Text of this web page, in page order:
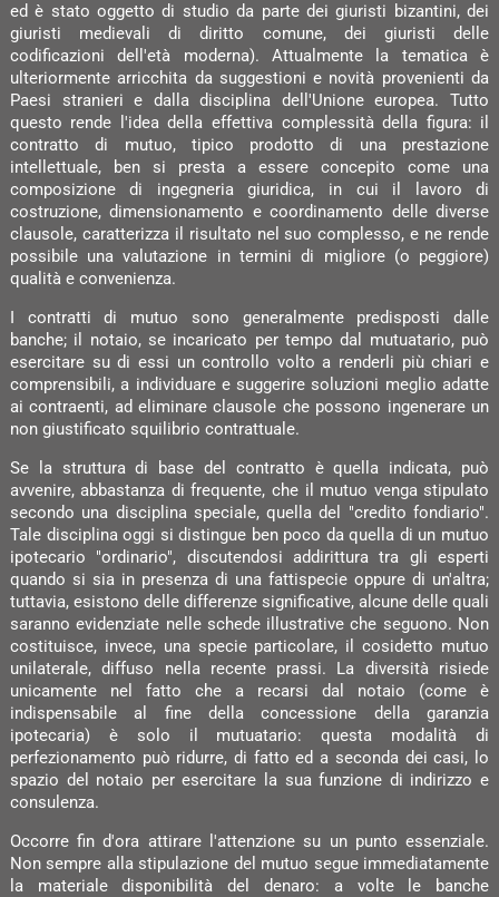
ed è stato oggetto di studio da parte dei giuristi bizantini, dei
giuristi medievali di diritto comune, dei giuristi delle
codificazioni dell'età moderna). Attualmente la tematica è
ulteriormente arricchita da suggestioni e novità provenienti da
Paesi stranieri e dalla disciplina dell'Unione europea. Tutto
questo rende l'idea della effettiva complessità della figura: il
contratto di mutuo, tipico prodotto di una prestazione
intellettuale, ben si presta a essere concepito come una
composizione di ingegneria giuridica, in cui il lavoro di
costruzione, dimensionamento e coordinamento delle diverse
clausole, caratterizza il risultato nel suo complesso, e ne rende
possibile una valutazione in termini di migliore (o peggiore)
qualità e convenienza.
I contratti di mutuo sono generalmente predisposti dalle
banche; il notaio, se incaricato per tempo dal mutuatario, può
esercitare su di essi un controllo volto a renderli più chiari e
comprensibili, a individuare e suggerire soluzioni meglio adatte
ai contraenti, ad eliminare clausole che possono ingenerare un
non giustificato squilibrio contrattuale.
Se la struttura di base del contratto è quella indicata, può
avvenire, abbastanza di frequente, che il mutuo venga stipulato
secondo una disciplina speciale, quella del "credito fondiario".
Tale disciplina oggi si distingue ben poco da quella di un mutuo
ipotecario "ordinario", discutendosi addirittura tra gli esperti
quando si sia in presenza di una fattispecie oppure di un'altra;
tuttavia, esistono delle differenze significative, alcune delle quali
saranno evidenziate nelle schede illustrative che seguono. Non
costituisce, invece, una specie particolare, il cosidetto mutuo
unilaterale, diffuso nella recente prassi. La diversità risiede
unicamente nel fatto che a recarsi dal notaio (come è
indispensabile al fine della concessione della garanzia
ipotecaria) è solo il mutuatario: questa modalità di
perfezionamento può ridurre, di fatto ed a seconda dei casi, lo
spazio del notaio per esercitare la sua funzione di indirizzo e
consulenza.
Occorre fin d'ora attirare l'attenzione su un punto essenziale.
Non sempre alla stipulazione del mutuo segue immediatamente
la materiale disponibilità del denaro: a volte le banche